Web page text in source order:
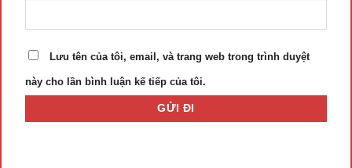
Lưu tên của tôi, email, và trang web trong trình duyệt
này cho lần bình luận kế tiếp của tôi.